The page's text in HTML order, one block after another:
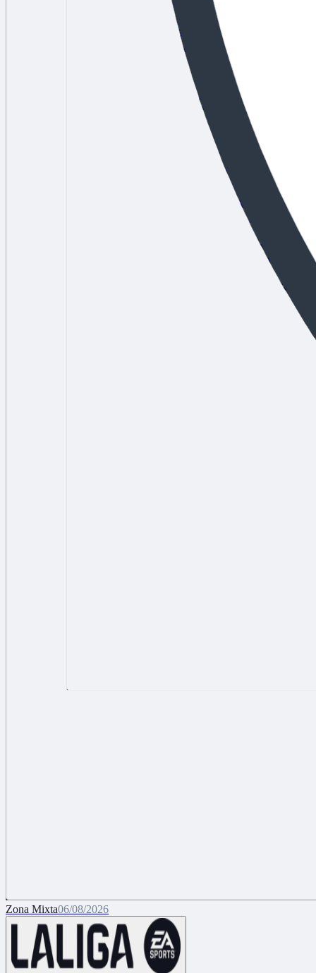
Zona Mixta06/08/2026